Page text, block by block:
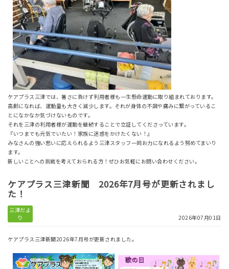
ケアプラス三津では、暑さに負けず利用者様も一生懸命運動に取り組まれております。
高齢になれば、運動量も大きく減少します。それが身体の不調や痛みに繋がっているこ
とになかなか気づけないものです。
それを三津の利用者様が運動を継続することで立証してくださっています。
『いつまでも元気でいたい！家族に迷惑をかけたくない！』
みなさんの強い思いに応えられるよう三津スタッフ一同お力になれるよう努めてまいり
ます。
新しいことへの挑戦を考えておられる方！ぜひお気軽にお問い合わせください。
ケアプラス三津新聞 2026年7月号が更新されまし
た！
三津だよ
り
2026年07月01日
ケアプラス三津新聞2026年7月号が更新されました。